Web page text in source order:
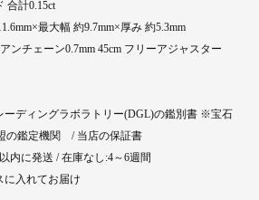
合計0.15ct
最大幅 約9.7mm×厚み 約5.3mm
ンチェーン0.7mm 45cm フリーアジャスター
ーディングラボラトリー(DGL)の鑑別書 ※宝石
の鑑定機関 / 当店の保証書
内に発送 / 在庫なし:4～6週間
に入れてお届け